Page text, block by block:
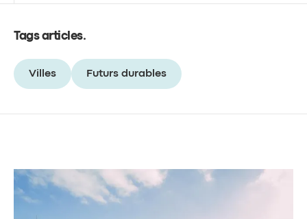
Tags articles.
Villes Futurs durables